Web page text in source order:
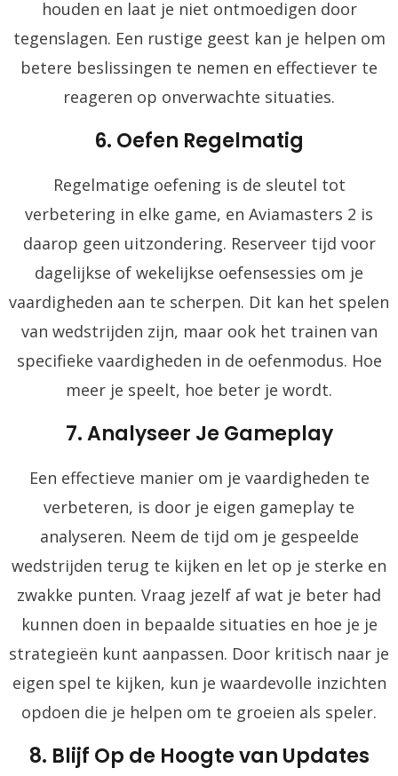
houden en laat je niet ontmoedigen door
tegenslagen. Een rustige geest kan je helpen om
betere beslissingen te nemen en effectiever te
reageren op onverwachte situaties.
6. Oefen Regelmatig
Regelmatige oefening is de sleutel tot
verbetering in elke game, en Aviamasters 2 is
daarop geen uitzondering. Reserveer tijd voor
dagelijkse of wekelijkse oefensessies om je
vaardigheden aan te scherpen. Dit kan het spelen
van wedstrijden zijn, maar ook het trainen van
specifieke vaardigheden in de oefenmodus. Hoe
meer je speelt, hoe beter je wordt.
7. Analyseer Je Gameplay
Een effectieve manier om je vaardigheden te
verbeteren, is door je eigen gameplay te
analyseren. Neem de tijd om je gespeelde
wedstrijden terug te kijken en let op je sterke en
zwakke punten. Vraag jezelf af wat je beter had
kunnen doen in bepaalde situaties en hoe je je
strategieën kunt aanpassen. Door kritisch naar je
eigen spel te kijken, kun je waardevolle inzichten
opdoen die je helpen om te groeien als speler.
8. Blijf Op de Hoogte van Updates